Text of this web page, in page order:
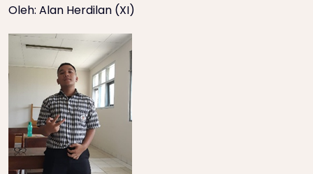
Oleh: Alan Herdilan (XI)